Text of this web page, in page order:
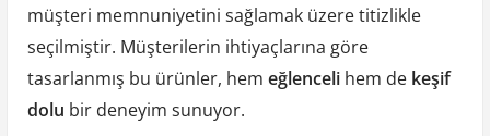
müşteri memnuniyetini sağlamak üzere titizlikle
seçilmiştir. Müşterilerin ihtiyaçlarına göre
tasarlanmış bu ürünler, hem eğlencelihem de keşif
dolu bir deneyim sunuyor.